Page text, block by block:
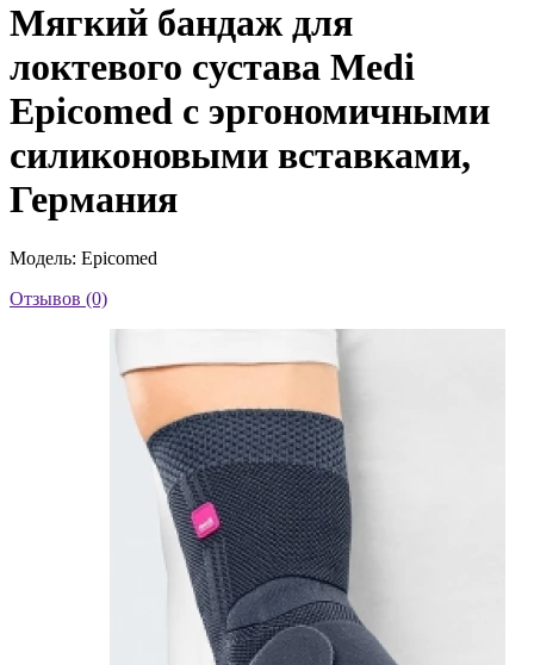
Мягкий бандаж для
локтевого сустава Medi
Epicomed с эргономичными
силиконовыми вставками,
Германия
Модель: Epicomed
Отзывов (0)